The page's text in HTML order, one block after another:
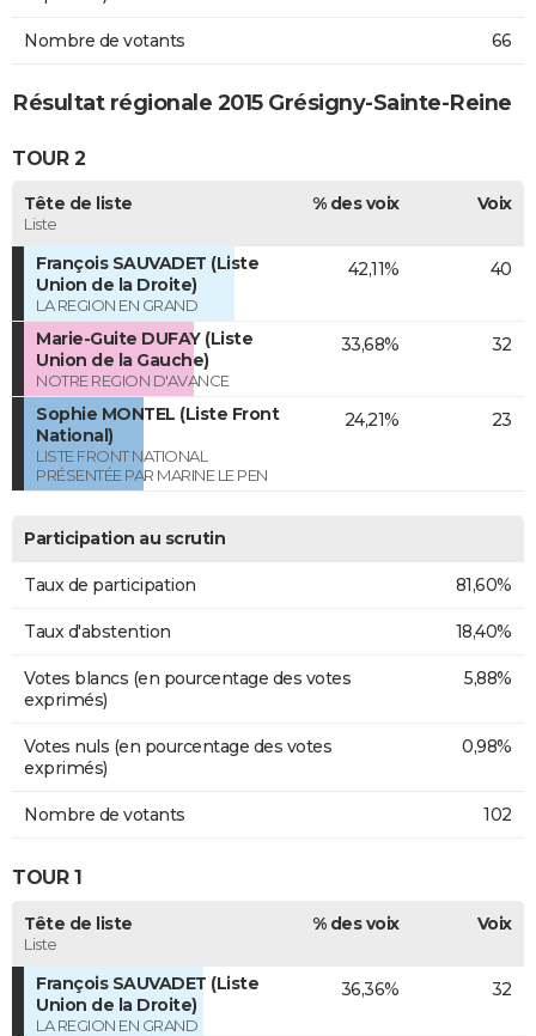
Nombre de votants 66
Résultat régionale 2015 Grésigny-Sainte-Reine
TOUR 2
Tête de liste
Liste
% des voix Voix
François SAUVADET (Liste
Union de la Droite)
LA REGION EN GRAND
42,11% 40
Marie-Guite DUFAY (Liste
Union de la Gauche)
NOTRE REGION D'AVANCE
33,68% 32
Sophie MONTEL (Liste Front
National)
LISTE FRONT NATIONAL
PRÉSENTÉE PAR MARINE LE PEN
24,21% 23
Participation au scrutin
Taux de participation 81,60%
Taux d'abstention 18,40%
Votes blancs (en pourcentage des votes
exprimés)
5,88%
Votes nuls (en pourcentage des votes
exprimés)
0,98%
Nombre de votants 102
TOUR 1
Tête de liste
Liste
% des voix Voix
François SAUVADET (Liste
Union de la Droite)
LA REGION EN GRAND
36,36% 32